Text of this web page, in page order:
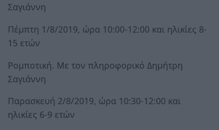
Σαγιάννη
Πέμπτη 1/8/2019, ώρα 10:00-12:00 και ηλικίες 8-
15 ετών
Ρομποτική. Με τον πληροφορικό Δημήτρη
Σαγιάννη
Παρασκευή 2/8/2019, ώρα 10:30-12:00 και
ηλικίες 6-9 ετών